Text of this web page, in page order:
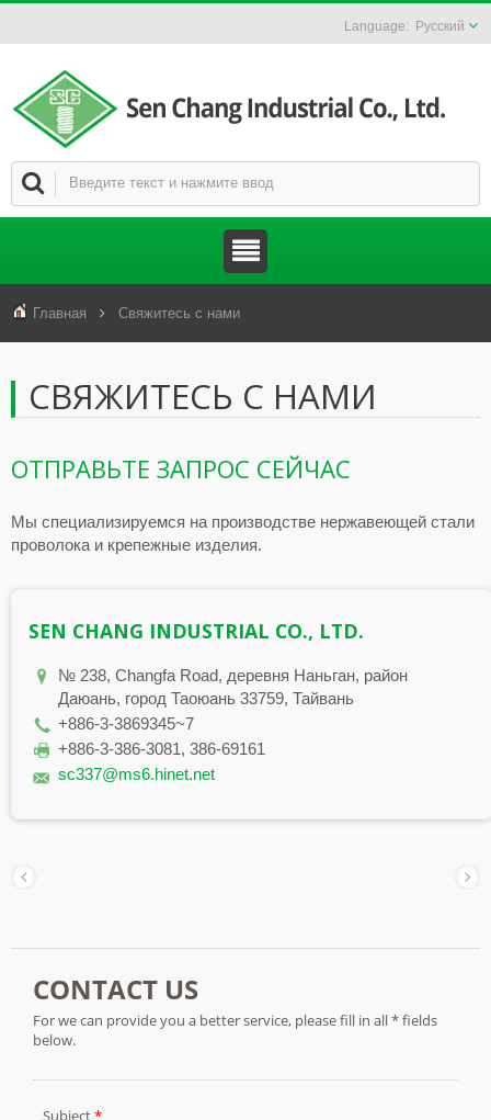
Русский
Главная Свяжитесь с нами
СВЯЖИТЕСЬ С НАМИ
ОТПРАВЬТЕ ЗАПРОС СЕЙЧАС
Мы специализируемся на производстве нержавеющей стали
проволока и крепежные изделия.
SEN CHANG INDUSTRIAL CO., LTD.
№ 238, Changfa Road, деревня Наньган, район
Даюань, город Таоюань 33759, Тайвань
+886-3-3869345~7
+886-3-386-3081, 386-69161
sc337@ms6.hinet.net